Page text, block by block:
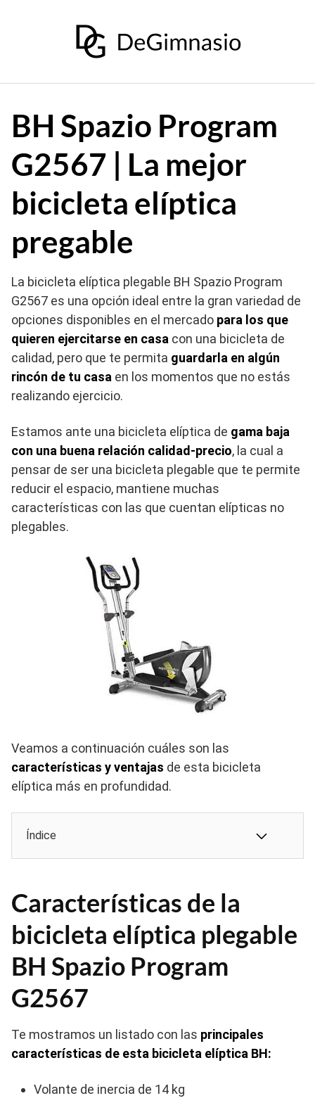
BH Spazio Program
G2567 | La mejor
bicicleta elíptica
pregable
La bicicleta elíptica plegable BH Spazio Program
G2567 es una opción ideal entre la gran variedad de
opciones disponibles en el mercado para los que
quieren ejercitarse en casa con una bicicleta de
calidad, pero que te permita guardarla en algún
rincón de tu casa en los momentos que no estás
realizando ejercicio.
Estamos ante una bicicleta elíptica de gama baja
con una buena relación calidad-precio, la cual a
pensar de ser una bicicleta plegable que te permite
reducir el espacio, mantiene muchas
características con las que cuentan elípticas no
plegables.
Veamos a continuación cuáles son las
características y ventajas de esta bicicleta
elíptica más en profundidad.
Índice
Características de la
bicicleta elíptica plegable
BH Spazio Program
G2567
Te mostramos un listado con las principales
características de esta bicicleta elíptica BH:
Volante de inercia de 14 kg